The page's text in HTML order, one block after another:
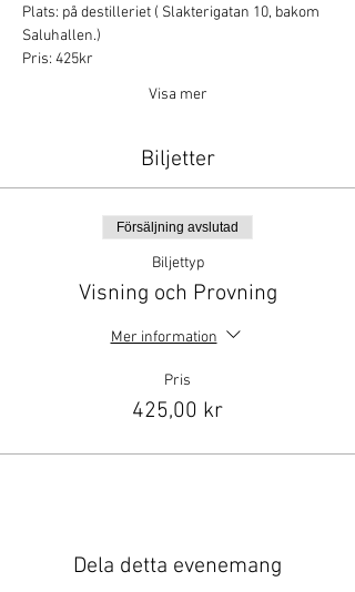
Plats: på destilleriet ( Slakterigatan 10, bakom
Saluhallen.)
Pris: 425kr
Visa mer
Biljetter
Försäljning avslutad
Biljettyp
Visning och Provning
Mer information
Pris
425,00 kr
Dela detta evenemang